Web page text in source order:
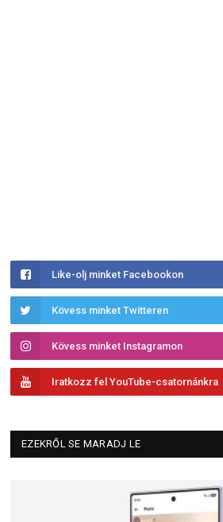
Like-olj minket Facebookon
Kövess minket Twitteren
Kövess minket Instagramon
Iratkozz fel YouTube-csatornánkra
EZEKRŐL SE MARADJ LE